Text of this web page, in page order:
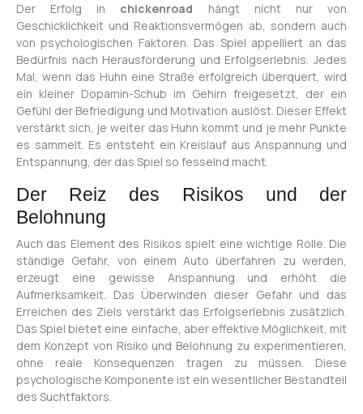
Der Erfolg in chickenroad hängt nicht nur von
Geschicklichkeit und Reaktionsvermögen ab, sondern auch
von psychologischen Faktoren. Das Spiel appelliert an das
Bedürfnis nach Herausforderung und Erfolgserlebnis. Jedes
Mal, wenn das Huhn eine Straße erfolgreich überquert, wird
ein kleiner Dopamin-Schub im Gehirn freigesetzt, der ein
Gefühl der Befriedigung und Motivation auslöst. Dieser Effekt
verstärkt sich, je weiter das Huhn kommt und je mehr Punkte
es sammelt. Es entsteht ein Kreislauf aus Anspannung und
Entspannung, der das Spiel so fesselnd macht.
Der Reiz des Risikos und der
Belohnung
Auch das Element des Risikos spielt eine wichtige Rolle. Die
ständige Gefahr, von einem Auto überfahren zu werden,
erzeugt eine gewisse Anspannung und erhöht die
Aufmerksamkeit. Das Überwinden dieser Gefahr und das
Erreichen des Ziels verstärkt das Erfolgserlebnis zusätzlich.
Das Spiel bietet eine einfache, aber effektive Möglichkeit, mit
dem Konzept von Risiko und Belohnung zu experimentieren,
ohne reale Konsequenzen tragen zu müssen. Diese
psychologische Komponente ist ein wesentlicher Bestandteil
des Suchtfaktors.